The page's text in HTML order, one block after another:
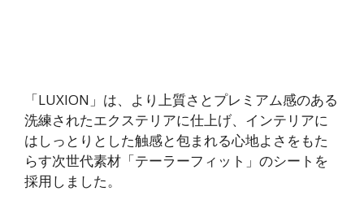
「LUXION」は、より上質さとプレミアム感のある
洗練されたエクステリアに仕上げ、インテリアに
はしっとりとした触感と包まれる心地よさをもた
らす次世代素材「テーラーフィット」のシートを
採用しました。